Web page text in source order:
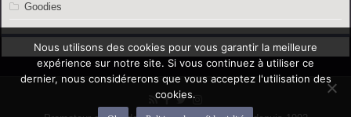
Goodies
Nous utilisons des cookies pour vous garantir la meilleure
expérience sur notre site. Si vous continuez à utiliser ce
dernier, nous considérerons que vous acceptez l'utilisation des
cookies.